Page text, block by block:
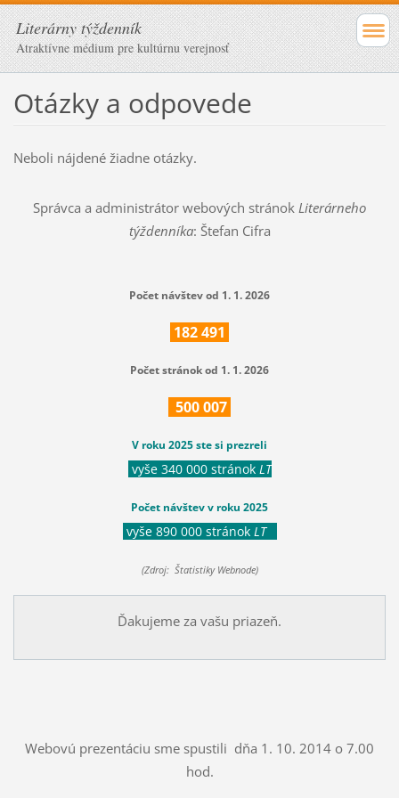
Literárny týždenník
Atraktívne médium pre kultúrnu verejnosť
Otázky a odpovede
Neboli nájdené žiadne otázky.
Správca a administrátor webových stránok Literárneho
týždenníka: Štefan Cifra
Počet návštev od 1. 1. 2026
182491
Počet stránok od 1. 1. 2026
500007
V roku 2025 ste si prezreli
vyše 340 000 stránok LT
Počet návštev v roku 2025
vyše 890 000 stránok LT
(Zdroj: Štatistiky Webnode)
Ďakujeme za vašu priazeň.
Webovú prezentáciu sme spustili dňa 1. 10. 2014 o 7.00
hod.